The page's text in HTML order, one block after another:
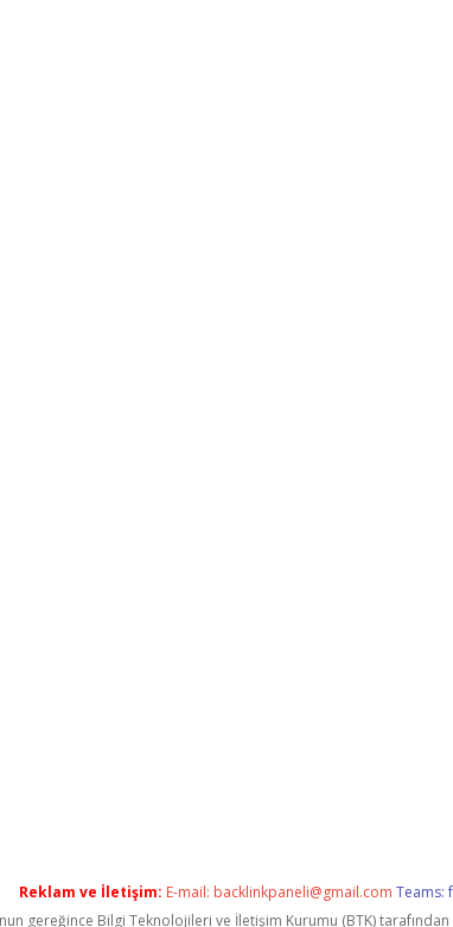
Reklam ve İletişim: E-mail: backlinkpaneli@gmail.com Teams:
gereğince Bilgi Teknolojileri ve İletişim Kurumu (BTK)